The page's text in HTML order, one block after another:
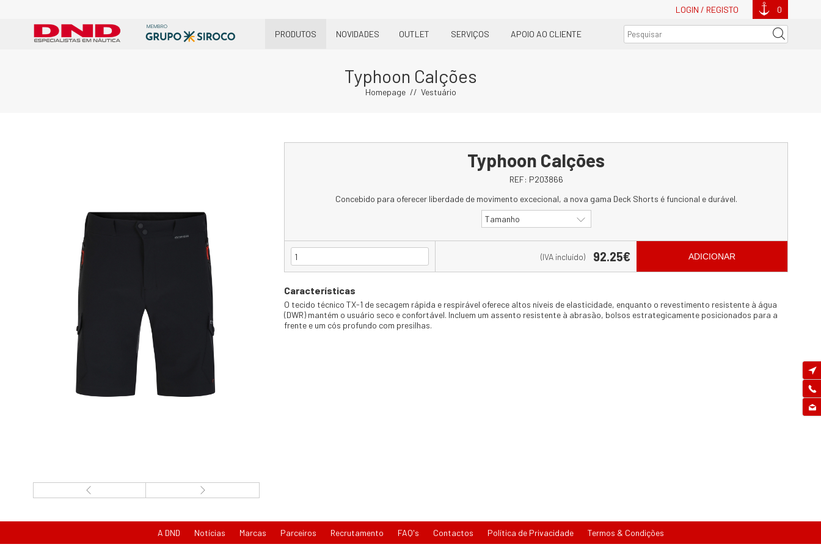
LOGIN / REGISTO 0
PRODUTOS NOVIDADES OUTLET SERVIÇOS APOIO AO CLIENTE
Typhoon Calções
Homepage Vestuário
Typhoon Calções
REF: P203866
Concebido para oferecer liberdade de movimento excecional, a nova gama Deck Shorts é funcional e durável.
Tamanho
(IVA incluído) 92.25€ ADICIONAR
Características
O tecido técnico TX-1 de secagem rápida e respirável oferece altos níveis de elasticidade, enquanto o revestimento resistente à água
(DWR) mantém o usuário seco e confortável. Incluem um assento resistente à abrasão, bolsos estrategicamente posicionados para a
frente e um cós profundo com presilhas.
A DND Notícias Marcas Parceiros Recrutamento FAQ's Contactos Política de Privacidade Termos & Condições